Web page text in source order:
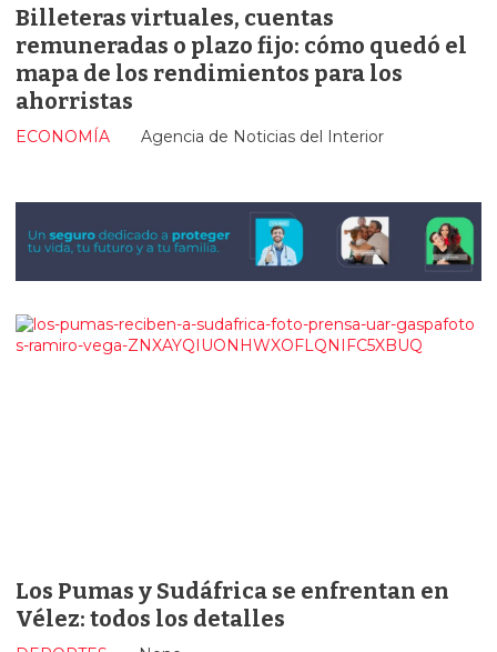
Billeteras virtuales, cuentas
remuneradas o plazo fijo: cómo quedó el
mapa de los rendimientos para los
ahorristas
Agencia de Noticias del Interior
ECONOMÍA
Los Pumas y Sudáfrica se enfrentan en
Vélez: todos los detalles